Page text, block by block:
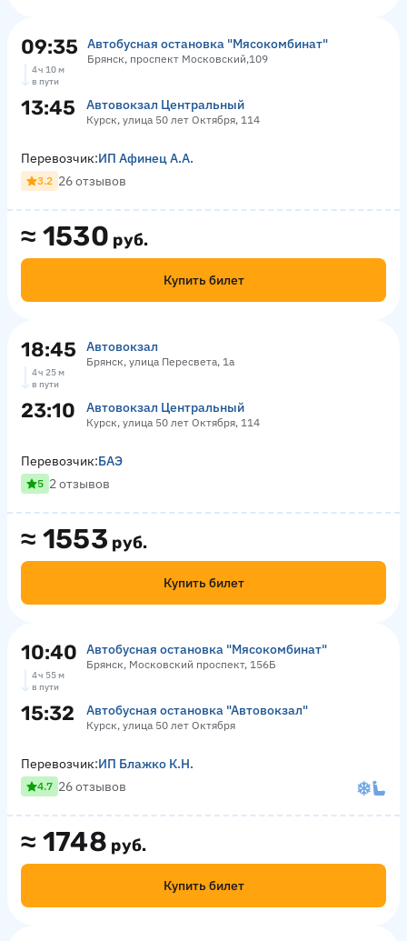
09:35 Автобусная остановка "Мясокомбинат"
Брянск, проспект Московский,109
4 ч 10 м
в пути
13:45 Автовокзал Центральный
Курск, улица 50 лет Октября, 114
≈ 1530 руб.
Купить билет
Перевозчик:ИП Афинец А.А.
3.2 26 отзывов
18:45 Автовокзал
Брянск, улица Пересвета, 1а
4 ч 25 м
в пути
23:10 Автовокзал Центральный
Курск, улица 50 лет Октября, 114
≈ 1553 руб.
Купить билет
Перевозчик:БАЭ
5 2 отзывов
10:40 Автобусная остановка "Мясокомбинат"
Брянск, Московский проспект, 156Б
4 ч 55 м
в пути
15:32 Автобусная остановка "Автовокзал"
Курск, улица 50 лет Октября
≈ 1748 руб.
Купить билет
Перевозчик:ИП Блажко К.Н.
4.7 26 отзывов